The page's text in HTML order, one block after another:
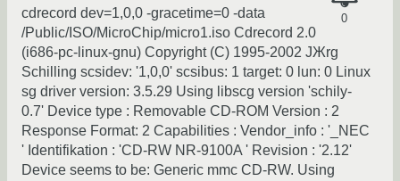
0
cdrecord dev=1,0,0 -gracetime=0 -data
/Public/ISO/MicroChip/micro1.iso Cdrecord 2.0
(i686-pc-linux-gnu) Copyright (C) 1995-2002 JЖrg
Schilling scsidev: '1,0,0' scsibus: 1 target: 0 lun: 0 Linux
sg driver version: 3.5.29 Using libscg version 'schily-
0.7' Device type : Removable CD-ROM Version : 2
Response Format: 2 Capabilities : Vendor_info : '_NEC
' Identifikation : 'CD-RW NR-9100A ' Revision : '2.12'
Device seems to be: Generic mmc CD-RW. Using